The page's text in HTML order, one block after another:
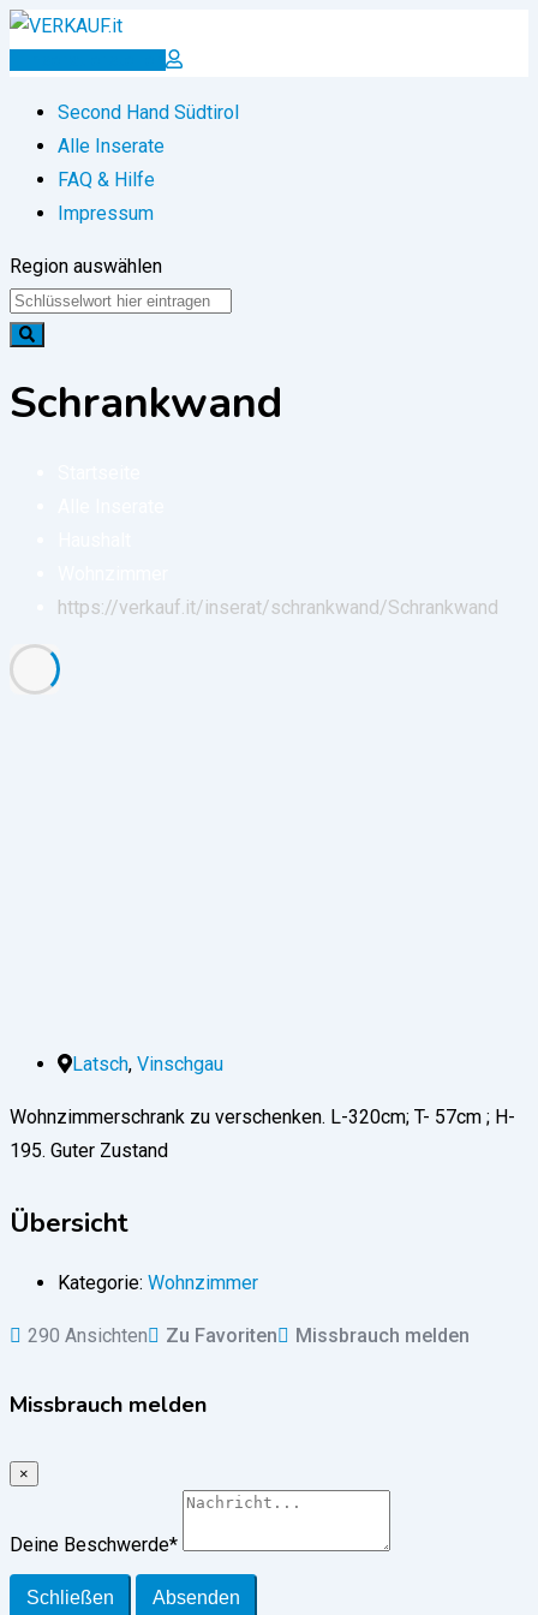
Zum
Inserat erstellen
Second Hand Südtirol
Alle Inserate
FAQ & Hilfe
Impressum
Region auswählen
Schrankwand
https://verkauf.it/inserat/schrankwand/Schrankwand
Latsch, Vinschgau
Wohnzimmerschrank zu verschenken. L-320cm; T- 57cm ; H-
195. Guter Zustand
Übersicht
Kategorie: Wohnzimmer
290 Ansichten Zu Favoriten Missbrauch melden
Missbrauch melden
×
Deine Beschwerde*
Schließen Absenden